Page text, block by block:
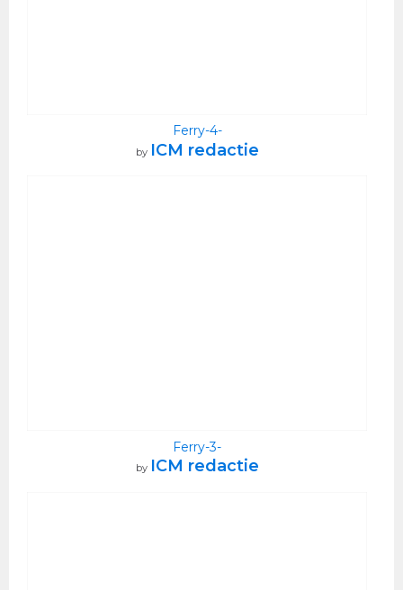
Ferry-4-
by ICM redactie
Ferry-3-
by ICM redactie